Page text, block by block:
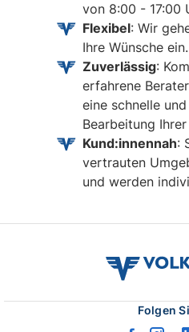
von 8:00 - 17:00
Flexibel: Wir
Ihre Wünsche ein.
Zuverlässig:
erfahrene
eine schnelle
Bearbeitung
Kund:innennah:
vertrauten
und werden
Folgen